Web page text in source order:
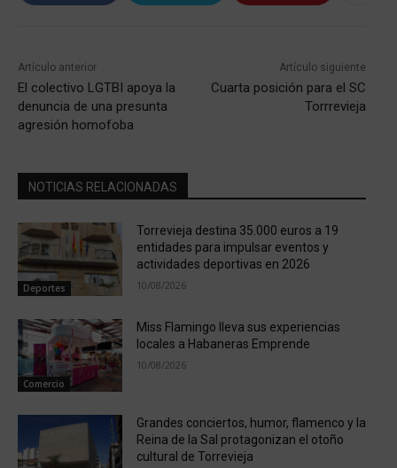
Artículo anterior
El colectivo LGTBI apoya la
denuncia de una presunta
agresión homofoba
Artículo siguiente
Cuarta posición para el SC
Torrrevieja
NOTICIAS RELACIONADAS
Deportes
Torrevieja destina 35.000 euros a 19
entidades para impulsar eventos y
actividades deportivas en 2026
10/08/2026
Comercio
Miss Flamingo lleva sus experiencias
locales a Habaneras Emprende
10/08/2026
Grandes conciertos, humor, flamenco y la
Reina de la Sal protagonizan el otoño
cultural de Torrevieja